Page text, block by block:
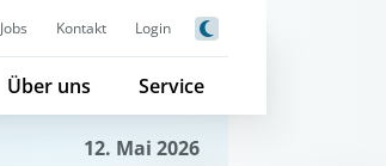
Jobs Kontakt Login
Über uns Service
12. Mai 2026